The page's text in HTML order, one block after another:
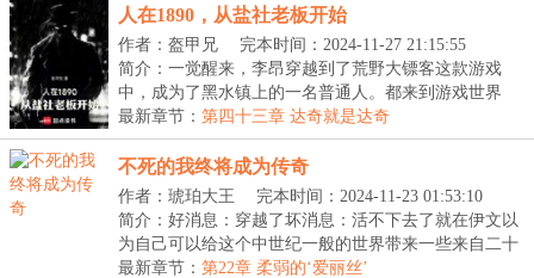
人在1890，从盐社老板开始
作者：盔甲兄
完本时间：2024-11-27 21:15:55
简介：一觉醒来，李昂穿越到了荒野大镖客这款游戏
中，成为了黑水镇上的一名普通人。都来到游戏世界
了，自...
最新章节： 第四十三章 达奇就是达奇
不死的我终将成为传奇
作者：琥珀大王
完本时间：2024-11-23 01:53:10
简介：好消息：穿越了坏消息：活不下去了就在伊文以
为自己可以给这个中世纪一般的世界带来一些来自二十
一...
最新章节： 第22章 柔弱的‘爱丽丝’